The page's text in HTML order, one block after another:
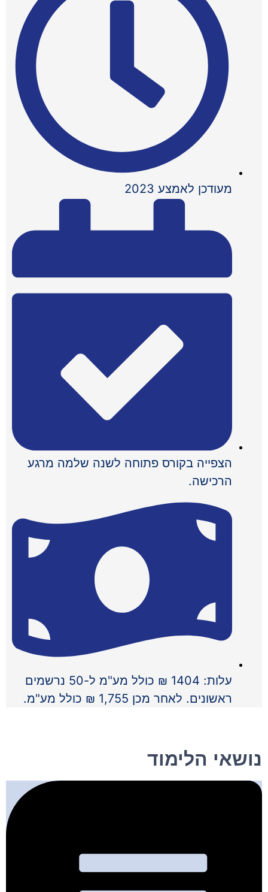
מעודכן לאמצע 2023
הצפייה בקורס פתוחה לשנה שלמה מרגע
הרכישה.
עלות: 1404 ₪ כולל מע"מ ל-50 נרשמים
ראשונים. לאחר מכן 1,755 ₪ כולל מע"מ.
נושאי הלימוד